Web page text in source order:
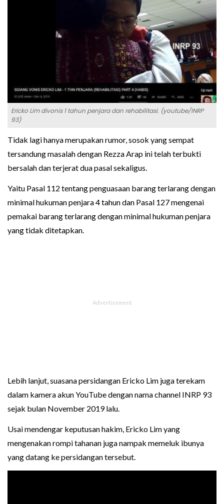
Ericko Lim divonis 1 tahun penjara dan rehabilitasi. (youtube/INRP
93)
Tidak lagi hanya merupakan rumor, sosok yang sempat
tersandung masalah dengan Rezza Arap ini telah terbukti
bersalah dan terjerat dua pasal sekaligus.
Yaitu Pasal 112 tentang penguasaan barang terlarang dengan
minimal hukuman penjara 4 tahun dan Pasal 127 mengenai
pemakai barang terlarang dengan minimal hukuman penjara
yang tidak ditetapkan.
Lebih lanjut, suasana persidangan Ericko Lim juga terekam
dalam kamera akun YouTube dengan nama channel INRP 93
sejak bulan November 2019 lalu.
Usai mendengar keputusan hakim, Ericko Lim yang
mengenakan rompi tahanan juga nampak memeluk ibunya
yang datang ke persidangan tersebut.